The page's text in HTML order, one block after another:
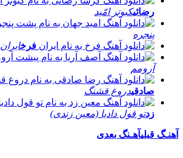
رضائیکبوتر امّید
پنجره
فرخایران
آرومم
صادقیدروغ قشنگ
زدتو قول دادیا (معین زندی)
آهنـگ قبلیآهـنگ بعدی